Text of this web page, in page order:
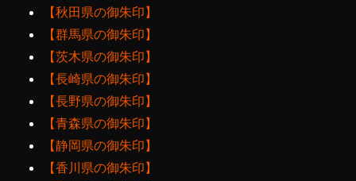
【秋田県の御朱印】
【群馬県の御朱印】
【茨木県の御朱印】
【長崎県の御朱印】
【長野県の御朱印】
【青森県の御朱印】
【静岡県の御朱印】
【香川県の御朱印】